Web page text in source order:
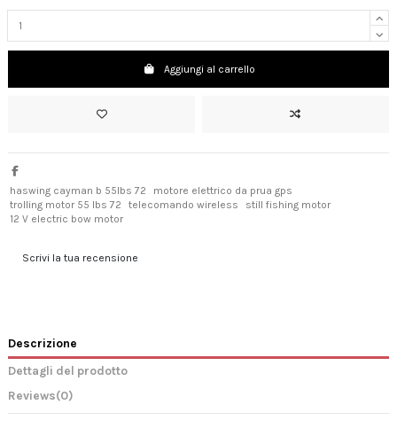
Aggiungi al carrello
haswing cayman b 55lbs 72
motore elettrico da prua gps
trolling motor 55 lbs 72
telecomando wireless
still fishing motor
12 V electric bow motor
Scrivi la tua recensione
Descrizione
Dettagli del prodotto
Reviews(0)